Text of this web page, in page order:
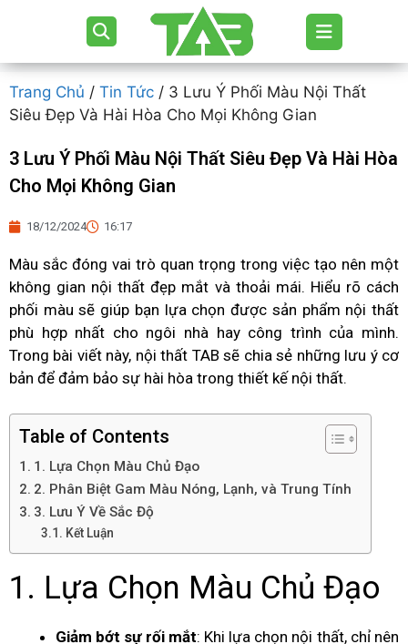
Trang Chủ / Tin Tức / 3 Lưu Ý Phối Màu Nội Thất
Siêu Đẹp Và Hài Hòa Cho Mọi Không Gian
3 Lưu Ý Phối Màu Nội Thất Siêu Đẹp Và Hài Hòa
Cho Mọi Không Gian
18/12/2024 16:17
Màu sắc đóng vai trò quan trọng trong việc tạo nên một
không gian nội thất đẹp mắt và thoải mái. Hiểu rõ cách
phối màu sẽ giúp bạn lựa chọn được sản phẩm nội thất
phù hợp nhất cho ngôi nhà hay công trình của mình.
Trong bài viết này, nội thất TAB sẽ chia sẻ những lưu ý cơ
bản để đảm bảo sự hài hòa trong thiết kế nội thất.
Table of Contents
1. Lựa Chọn Màu Chủ Đạo
2. Phân Biệt Gam Màu Nóng, Lạnh, và Trung Tính
3. Lưu Ý Về Sắc Độ
Kết Luận
1. Lựa Chọn Màu Chủ Đạo
Giảm bớt sự rối mắt: Khi lựa chọn nội thất, chỉ nên